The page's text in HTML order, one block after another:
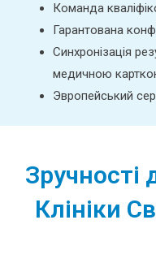
Команда
Гарантована
Синхронізація
медичною
Эвропейський
Зручності
Клініки